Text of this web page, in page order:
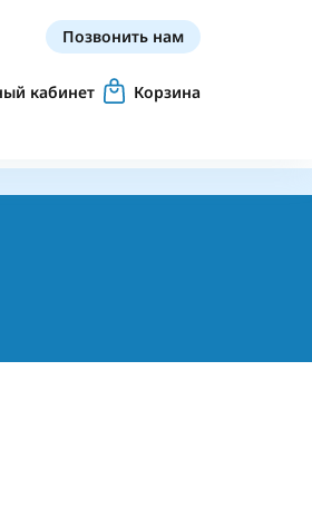
Позвонить нам
кабинет Корзина